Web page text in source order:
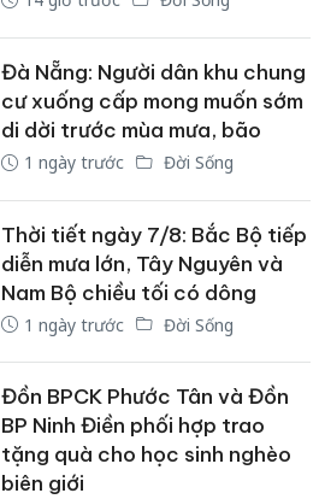
Đà Nẵng: Người dân khu chung
cư xuống cấp mong muốn sớm
di dời trước mùa mưa, bão
1 ngày trước Đời Sống
Thời tiết ngày 7/8: Bắc Bộ tiếp
diễn mưa lớn, Tây Nguyên và
Nam Bộ chiều tối có dông
1 ngày trước Đời Sống
Đồn BPCK Phước Tân và Đồn
BP Ninh Điền phối hợp trao
tặng quà cho học sinh nghèo
biên giới